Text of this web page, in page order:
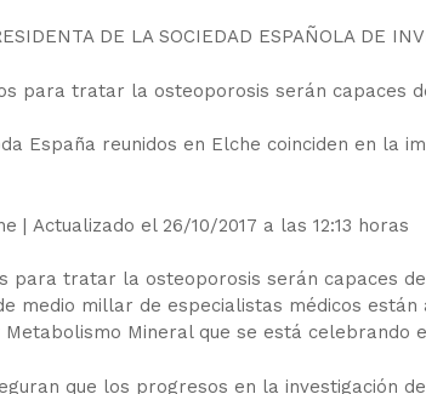
DE LA SOCIEDAD ESPAÑOLA DE
para tratar la osteoporosis serán capaces
España reunidos en Elche coinciden en la
| Actualizado el 26/10/2017 a las 12:13 horas
para tratar la osteoporosis serán capaces
medio millar de especialistas médicos
Metabolismo Mineral que se está celebrando
que los progresos en la investigación